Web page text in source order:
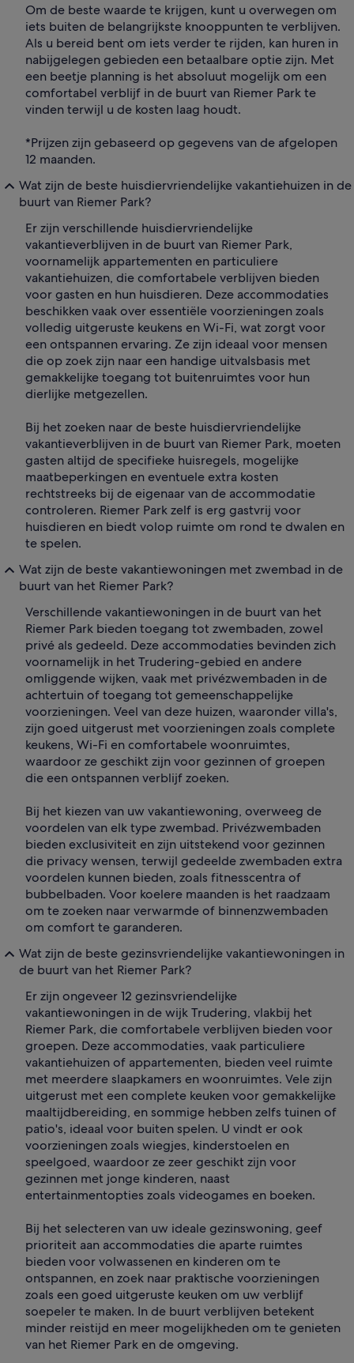
Om de beste waarde te krijgen, kunt u overwegen om
iets buiten de belangrijkste knooppunten te verblijven.
Als u bereid bent om iets verder te rijden, kan huren in
nabijgelegen gebieden een betaalbare optie zijn. Met
een beetje planning is het absoluut mogelijk om een
comfortabel verblijf in de buurt van Riemer Park te
vinden terwijl u de kosten laag houdt.
*Prijzen zijn gebaseerd op gegevens van de afgelopen
12 maanden.
Wat zijn de beste huisdiervriendelijke vakantiehuizen in de
buurt van Riemer Park?
Er zijn verschillende huisdiervriendelijke
vakantieverblijven in de buurt van Riemer Park,
voornamelijk appartementen en particuliere
vakantiehuizen, die comfortabele verblijven bieden
voor gasten en hun huisdieren. Deze accommodaties
beschikken vaak over essentiële voorzieningen zoals
volledig uitgeruste keukens en Wi-Fi, wat zorgt voor
een ontspannen ervaring. Ze zijn ideaal voor mensen
die op zoek zijn naar een handige uitvalsbasis met
gemakkelijke toegang tot buitenruimtes voor hun
dierlijke metgezellen.
Bij het zoeken naar de beste huisdiervriendelijke
vakantieverblijven in de buurt van Riemer Park, moeten
gasten altijd de specifieke huisregels, mogelijke
maatbeperkingen en eventuele extra kosten
rechtstreeks bij de eigenaar van de accommodatie
controleren. Riemer Park zelf is erg gastvrij voor
huisdieren en biedt volop ruimte om rond te dwalen en
te spelen.
Wat zijn de beste vakantiewoningen met zwembad in de
buurt van het Riemer Park?
Verschillende vakantiewoningen in de buurt van het
Riemer Park bieden toegang tot zwembaden, zowel
privé als gedeeld. Deze accommodaties bevinden zich
voornamelijk in het Trudering-gebied en andere
omliggende wijken, vaak met privézwembaden in de
achtertuin of toegang tot gemeenschappelijke
voorzieningen. Veel van deze huizen, waaronder villa's,
zijn goed uitgerust met voorzieningen zoals complete
keukens, Wi-Fi en comfortabele woonruimtes,
waardoor ze geschikt zijn voor gezinnen of groepen
die een ontspannen verblijf zoeken.
Bij het kiezen van uw vakantiewoning, overweeg de
voordelen van elk type zwembad. Privézwembaden
bieden exclusiviteit en zijn uitstekend voor gezinnen
die privacy wensen, terwijl gedeelde zwembaden extra
voordelen kunnen bieden, zoals fitnesscentra of
bubbelbaden. Voor koelere maanden is het raadzaam
om te zoeken naar verwarmde of binnenzwembaden
om comfort te garanderen.
Wat zijn de beste gezinsvriendelijke vakantiewoningen in
de buurt van het Riemer Park?
Er zijn ongeveer 12 gezinsvriendelijke
vakantiewoningen in de wijk Trudering, vlakbij het
Riemer Park, die comfortabele verblijven bieden voor
groepen. Deze accommodaties, vaak particuliere
vakantiehuizen of appartementen, bieden veel ruimte
met meerdere slaapkamers en woonruimtes. Vele zijn
uitgerust met een complete keuken voor gemakkelijke
maaltijdbereiding, en sommige hebben zelfs tuinen of
patio's, ideaal voor buiten spelen. U vindt er ook
voorzieningen zoals wiegjes, kinderstoelen en
speelgoed, waardoor ze zeer geschikt zijn voor
gezinnen met jonge kinderen, naast
entertainmentopties zoals videogames en boeken.
Bij het selecteren van uw ideale gezinswoning, geef
prioriteit aan accommodaties die aparte ruimtes
bieden voor volwassenen en kinderen om te
ontspannen, en zoek naar praktische voorzieningen
zoals een goed uitgeruste keuken om uw verblijf
soepeler te maken. In de buurt verblijven betekent
minder reistijd en meer mogelijkheden om te genieten
van het Riemer Park en de omgeving.